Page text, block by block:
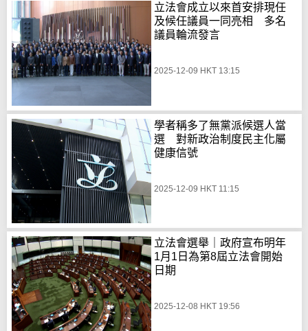
立法會成立以來首安排現任
及候任議員一同亮相 多名
議員輪流發言
2025-12-09 HKT 13:15
學者稱多了無黨派候選人當
選 對新政治制度民主化屬
健康信號
2025-12-09 HKT 11:15
立法會選舉｜政府宣布明年
1月1日為第8屆立法會開始
日期
2025-12-08 HKT 19:56